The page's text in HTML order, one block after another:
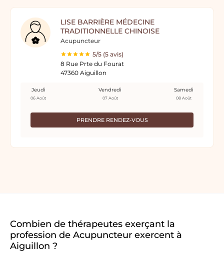
LISE BARRIÈRE MÉDECINE
TRADITIONNELLE CHINOISE
Acupuncteur
5/5 (5 avis)
8 Rue Prte du Fourat
47360 Aiguillon
PRENDRE RENDEZ-VOUS
Jeudi
06 Août
Vendredi
07 Août
Samedi
08 Août
Combien de thérapeutes exerçant la
profession de Acupuncteur exercent à
Aiguillon ?